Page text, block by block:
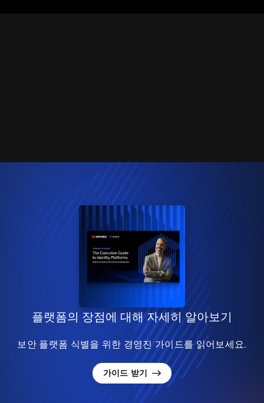
플랫폼의 장점에 대해 자세히 알아보기
보안 플랫폼 식별을 위한 경영진 가이드를 읽어보세요.
가이드 받기